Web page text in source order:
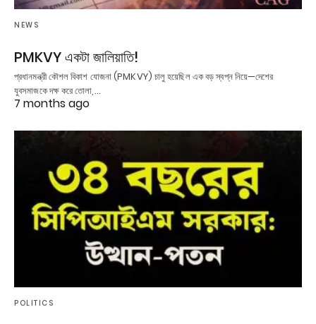
NEWS
PMKVY একটা জালিয়াতি!
প্রধানমন্ত্রী কৌশল বিকাশ যোজনা (PMKVY) চালু হয়েছিল এক বড় স্বপ্ন নিয়ে—দেশের
যুবসমাজকে দক্ষ করে তোলা,…
7 months ago
POLITICS